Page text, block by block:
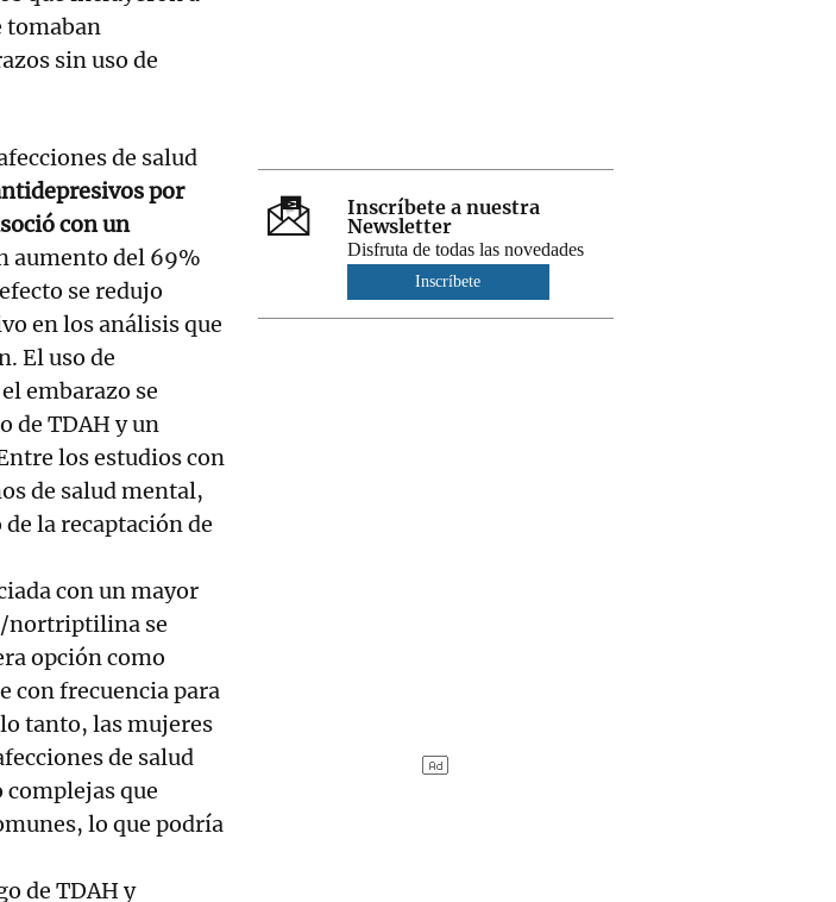
tomaban
sin uso de
de salud
por
con un
aumento del 69%
se redujo
en los análisis que
El uso de
embarazo se
de TDAH y un
los estudios con
de salud mental,
la recaptación de
con un mayor
nortriptilina se
opción como
con frecuencia para
tanto, las mujeres
de salud
complejas que
lo que podría
de TDAH y
Inscríbete a nuestra
Newsletter
Disfruta de todas las novedades
Inscríbete